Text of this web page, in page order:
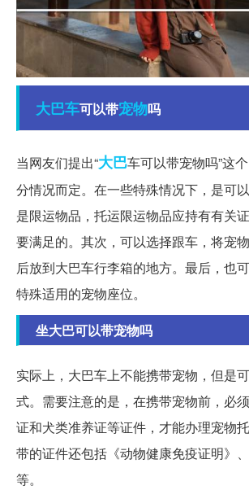
大巴车可以带宠物吗
当网友们提出“大巴车可以带宠物吗”这
分情况而定。在一些特殊情况下，是可
是限运物品，托运限运物品应持有有关
要满足的。其次，可以选择跟车，将宠
后放到大巴车行李箱的地方。最后，也
特殊适用的宠物座位。
坐大巴可以带宠物吗
实际上，大巴车上不能携带宠物，但是
式。需要注意的是，在携带宠物前，必
证和犬类准养证等证件，才能办理宠物
带的证件还包括《动物健康免疫证明》
等。